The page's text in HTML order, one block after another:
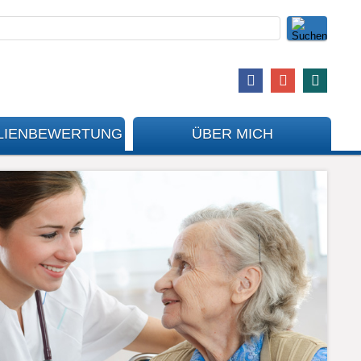
ÜBER MICH